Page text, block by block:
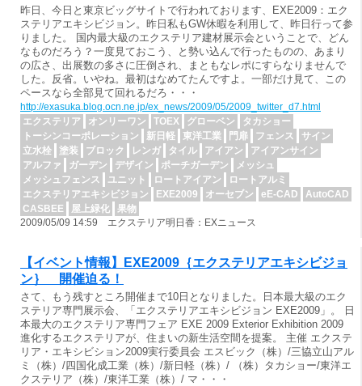
昨日、今日と東京ビッグサイトで行われております、EXE2009：エク
ステリアエキシビジョン。昨日私もGW休暇を利用して、昨日行って参
りました。 国内最大級のエクステリア建材展示会ということで、どん
なものだろう？一度見ておこう、と勢い込んで行ったものの、あまり
の広さ、出展数の多さに圧倒され、まともなレポにすらなりませんで
した。反省。いやね。最初はなめてたんですよ。一部だけ見て、この
ペースなら全部見て回れるだろ・・・
http://exasuka.blog.ocn.ne.jp/ex_news/2009/05/2009_twitter_d7.html
エクステリア
オンリーワン TOEX グローベン
タカショー
トーシンコーポレーション
新日軽 東洋工業 門扉 フェンス
サイン
立水栓
塗装 ブロック レンガ タイル アイアン
アイアンサイン
アルファ
ガーデン デザイン ポーチガーデン
メッシュ
メッシュフェンス
ユニット ロートアイアン
ロートアルミ
エクステリアエキシビジョン
EXE2009 オーセブン eE-CAD
AutoCAD
CASBEE
屋上緑化
果物
2009/05/09 14:59 エクステリア明日香：EXニュース
【イベント情報】EXE2009｛エクステリアエキシビジョ
ン｝ 開催迫る！
さて、もう残すところ開催まで10日となりました。日本最大級のエク
ステリア専門展示会、「エクステリアエキシビジョン EXE2009」。 日
本最大のエクステリア専門フェア EXE 2009 Exterior Exhibition 2009
進化するエクステリアが、住まいの新生活空間を提案。 主催 エクステ
リア・エキシビション2009実行委員会 エスビック（株）/三協立山アル
ミ（株）/四国化成工業（株）/新日軽（株）/ （株）タカショー/東洋エ
クステリア（株）/東洋工業（株）/ マ・・・